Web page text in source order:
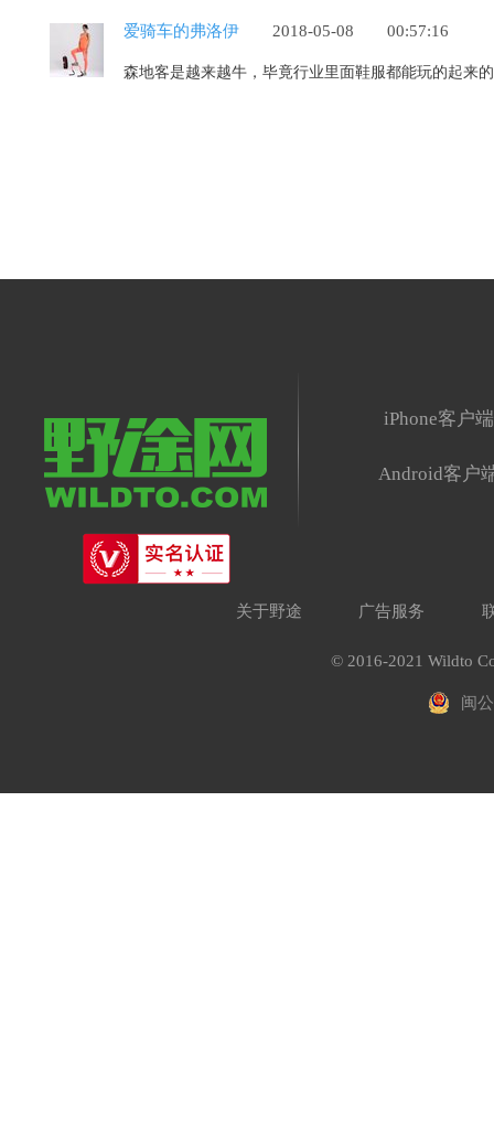
爱骑车的弗洛伊 2018-05-08 00:57:16
森地客是越来越牛，毕竟行业里面鞋服都能玩的起来
iPhone客户端
Android客户
关于野途 广告服务
© 2016-2021 Wildto
闽